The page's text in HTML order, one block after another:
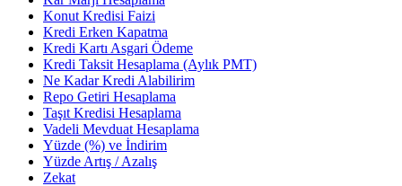
Konut Kredisi Faizi
Kredi Erken Kapatma
Kredi Kartı Asgari Ödeme
Kredi Taksit Hesaplama (Aylık PMT)
Ne Kadar Kredi Alabilirim
Repo Getiri Hesaplama
Taşıt Kredisi Hesaplama
Vadeli Mevduat Hesaplama
Yüzde (%) ve İndirim
Yüzde Artış / Azalış
Zekat